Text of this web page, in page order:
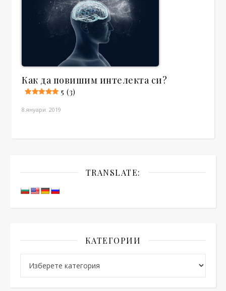
Как да повишим интелекта си?
5 (3)
8.януари. 2019
TRANSLATE:
КАТЕГОРИИ